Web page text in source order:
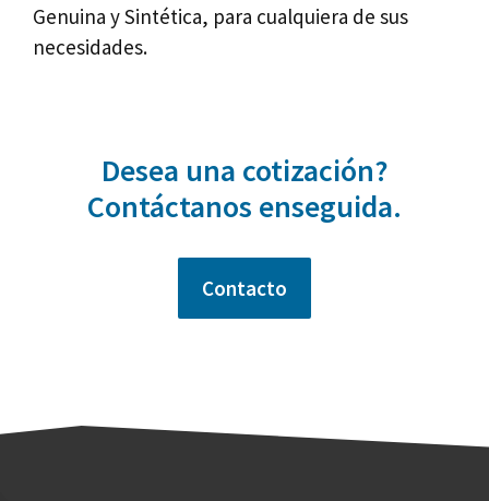
Genuina y Sintética, para cualquiera de sus
necesidades.
Desea una cotización?
Contáctanos enseguida.
Contacto